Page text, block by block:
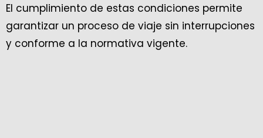
El cumplimiento de estas condiciones permite
garantizar un proceso de viaje sin interrupciones
y conforme a la normativa vigente.